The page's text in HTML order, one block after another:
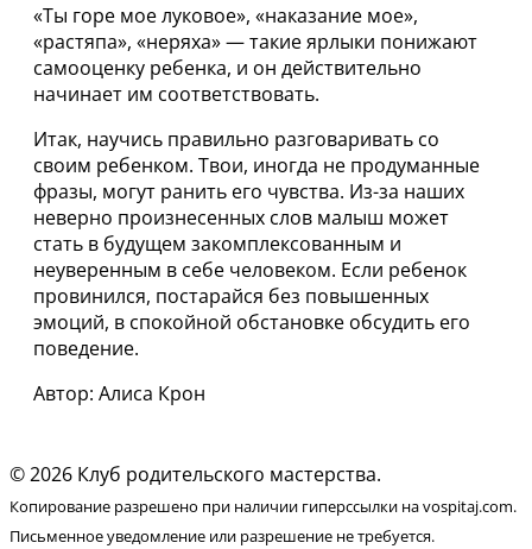
«Ты горе мое луковое», «наказание мое»,
«растяпа», «неряха» — такие ярлыки понижают
самооценку ребенка, и он действительно
начинает им соответствовать.
Итак, научись правильно разговаривать со
своим ребенком. Твои, иногда не продуманные
фразы, могут ранить его чувства. Из-за наших
неверно произнесенных слов малыш может
стать в будущем закомплексованным и
неуверенным в себе человеком. Если ребенок
провинился, постарайся без повышенных
эмоций, в спокойной обстановке обсудить его
поведение.
Автор: Алиса Крон
© 2026 Клуб родительского мастерства.
Копирование разрешено при наличии гиперссылки на vospitaj.com.
Письменное уведомление или разрешение не требуется.